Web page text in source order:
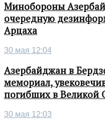
Минобороны
очередную
Арцаха
30 мая 12:04
Азербайджан в
мемориал,
погибших в Великой
30 мая 12:03